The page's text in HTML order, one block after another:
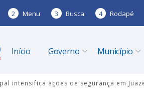
2 Menu 3 Busca 4 Rodapé
Início Governo Município
intensifica ações de segurança em